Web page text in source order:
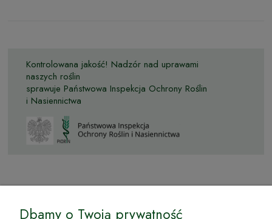
Kontrolowana jakość! Nadzór nad uprawami
naszych roślin
sprawuje Państwowa Inspekcja Ochrony Roślin
i Nasiennictwa
Dbamy o Twoją prywatność